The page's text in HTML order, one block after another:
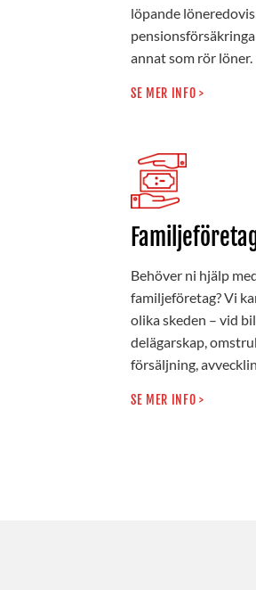
löpande
annat som rör löner.
SE MER INFO >
Behöver ni hjälp
familjeföretag? Vi
olika skeden – vid
delägarskap,
försäljning,
SE MER INFO >